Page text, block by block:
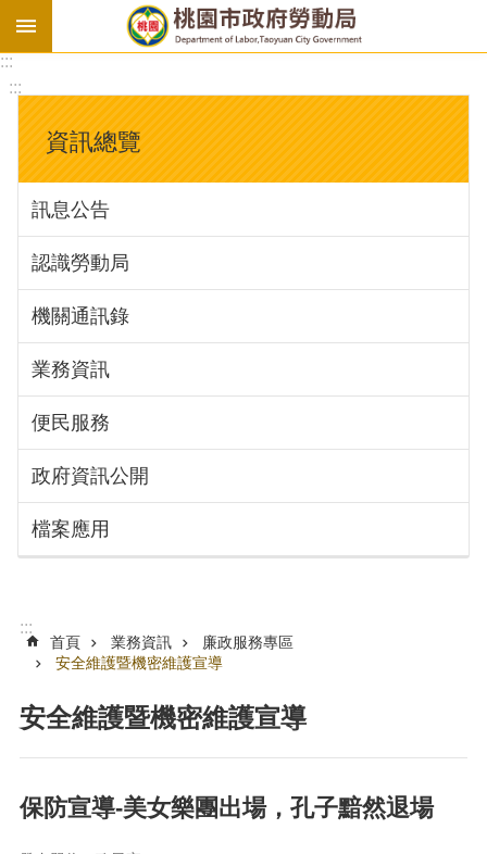
基
法
勞
資
會
庇
護
工
場
進
訊
息
公
識
局
通
訊
:::
:::
資訊總覽
訊息公告
認識勞動局
機關通訊錄
業務資訊
便民服務
政府資訊公開
檔案應用
:::
首頁 業務資訊
廉政服務專區
安全維護暨機密維護宣導
安全維護暨機密維護宣導
保防宣導-美女樂團出場，孔子黯然退場